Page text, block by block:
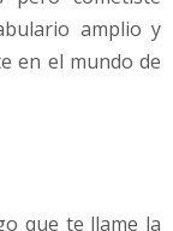
amplio y
en el mundo de
que te llame la